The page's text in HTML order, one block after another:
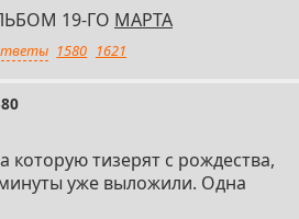
19-ГО МАРТА
1580 1621
которую тизерят с рождества,
уже выложили. Одна